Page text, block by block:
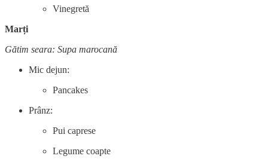
Vinegretă
Marți
Gătim seara: Supa marocană
Mic dejun:
Pancakes
Prânz:
Pui caprese
Legume coapte